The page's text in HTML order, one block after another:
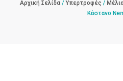
Αρχική Σελίδα/ Υπερτροφές /
Κάστανο